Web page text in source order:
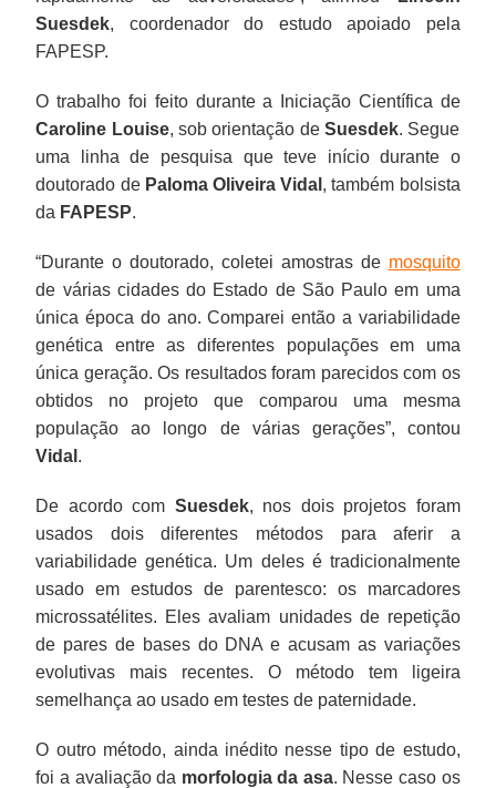
Suesdek, coordenador do estudo apoiado pela
FAPESP.
O trabalho foi feito durante a Iniciação Científica de
Caroline Louise, sob orientação de Suesdek. Segue
uma linha de pesquisa que teve início durante o
doutorado de Paloma Oliveira Vidal , também bolsista
da FAPESP.
“Durante o doutorado, coletei amostras de mosquito
de várias cidades do Estado de São Paulo em uma
única época do ano. Comparei então a variabilidade
genética entre as diferentes populações em uma
única geração. Os resultados foram parecidos com os
obtidos no projeto que comparou uma mesma
população ao longo de várias gerações”, contou
Vidal .
De acordo com Suesdek, nos dois projetos foram
usados dois diferentes métodos para aferir a
variabilidade genética. Um deles é tradicionalmente
usado em estudos de parentesco: os marcadores
microssatélites. Eles avaliam unidades de repetição
de pares de bases do DNA e acusam as variações
evolutivas mais recentes. O método tem ligeira
semelhança ao usado em testes de paternidade.
O outro método, ainda inédito nesse tipo de estudo,
foi a avaliação da morfologia da asa. Nesse caso os